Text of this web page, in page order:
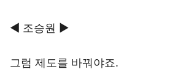
◀ 조승원 ▶
그럼 제도를 바꿔야죠.